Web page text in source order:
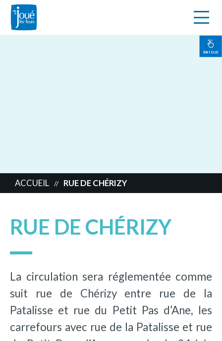
EN 1 CLIC
ACCUEIL // RUE DE CHÉRIZY
RUE DE CHÉRIZY
La circulation sera réglementée comme
suit rue de Chérizy entre rue de la
Patalisse et rue du Petit Pas d’Ane, les
carrefours avec rue de la Patalisse et rue